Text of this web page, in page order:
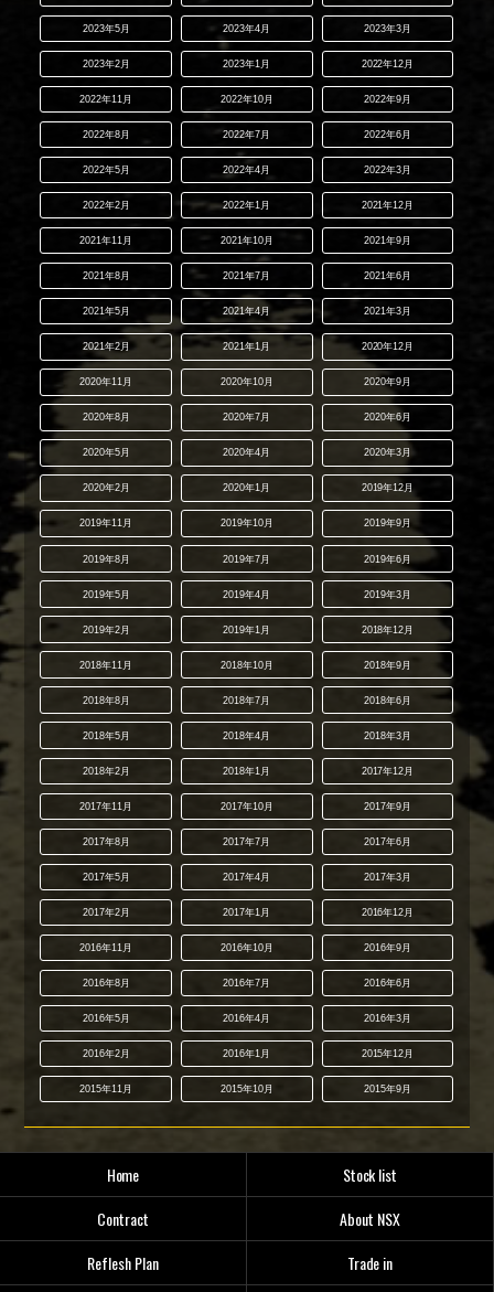
2023年5月 2023年4月 2023年3月
2023年2月 2023年1月 2022年12月
2022年11月 2022年10月 2022年9月
2022年8月 2022年7月 2022年6月
2022年5月 2022年4月 2022年3月
2022年2月 2022年1月 2021年12月
2021年11月 2021年10月 2021年9月
2021年8月 2021年7月 2021年6月
2021年5月 2021年4月 2021年3月
2021年2月 2021年1月 2020年12月
2020年11月 2020年10月 2020年9月
2020年8月 2020年7月 2020年6月
2020年5月 2020年4月 2020年3月
2020年2月 2020年1月 2019年12月
2019年11月 2019年10月 2019年9月
2019年8月 2019年7月 2019年6月
2019年5月 2019年4月 2019年3月
2019年2月 2019年1月 2018年12月
2018年11月 2018年10月 2018年9月
2018年8月 2018年7月 2018年6月
2018年5月 2018年4月 2018年3月
2018年2月 2018年1月 2017年12月
2017年11月 2017年10月 2017年9月
2017年8月 2017年7月 2017年6月
2017年5月 2017年4月 2017年3月
2017年2月 2017年1月 2016年12月
2016年11月 2016年10月 2016年9月
2016年8月 2016年7月 2016年6月
2016年5月 2016年4月 2016年3月
2016年2月 2016年1月 2015年12月
2015年11月 2015年10月 2015年9月
Home
Stock list
Contract
About NSX
Reflesh Plan
Trade in